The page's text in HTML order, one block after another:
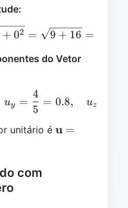
|\mathbf{U}| =
+ 02 = 9 + 16 =
do Vetor
u_x = \frac{3}{5} =
uy =
5
4
= 0.8, uz
unitário é \mathbf{u}
u =
com